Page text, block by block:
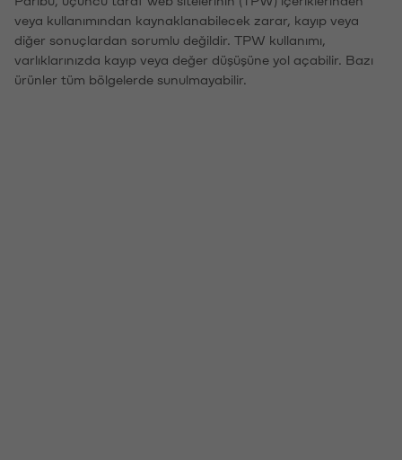
veya kullanımından kaynaklanabilecek zarar, kayıp veya
diğer sonuçlardan sorumlu değildir. TPW kullanımı,
varlıklarınızda kayıp veya değer düşüşüne yol açabilir. Bazı
ürünler tüm bölgelerde sunulmayabilir.